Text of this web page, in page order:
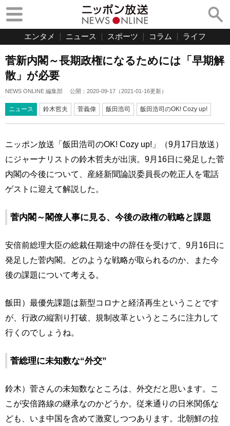
エンタメ ニュース スポーツ コラム ライフ
菅新内閣～長期政権になるためには「早期解
散」が必要
NEWS ONLINE 編集部 公開： 2020-09-17 （2021-01-16更新）
ニュース 鈴木哲夫 菅義偉 飯田浩司 飯田浩司のOK! Cozy up!
ニッポン放送「飯田浩司のOK! Cozy up!」（9月17日放送）
にジャーナリストの鈴木哲夫が出演。9月16日に発足した菅
内閣の今後について、産経新聞論説委員長の乾正人を電話
ゲストに迎えて解説した。
菅内閣～閣僚人事に見る、今後の政権の戦略と課題
安倍前総理大臣の総裁任期途中の辞任を受けて、9月16日に
発足した菅内閣。どのような戦略が取られるのか、また今
後の課題について考える。
飯田）最優先課題は新型コロナと経済再生ということです
が、行政の縦割り打破、規制改革というところに注力して
行くのでしょうね。
菅総理に未知数な“外交”
鈴木）菅さんの未知数なところは、外交だと思います。こ
こが安倍路線の継承なのかどうか。従来通りの日米関係な
ども、いま中国を含めて激変しつつあります。北朝鮮の拉